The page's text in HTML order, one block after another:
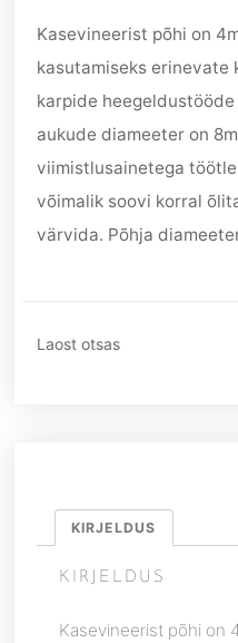
Kasevineerist põhi on
kasutamiseks erinevate
karpide
aukude diameeter on
viimistlusainetega
võimalik soovi korral
värvida. Põhja
Laost otsas
KIRJELDUS
KIRJELDUS
Kasevineerist põhi on